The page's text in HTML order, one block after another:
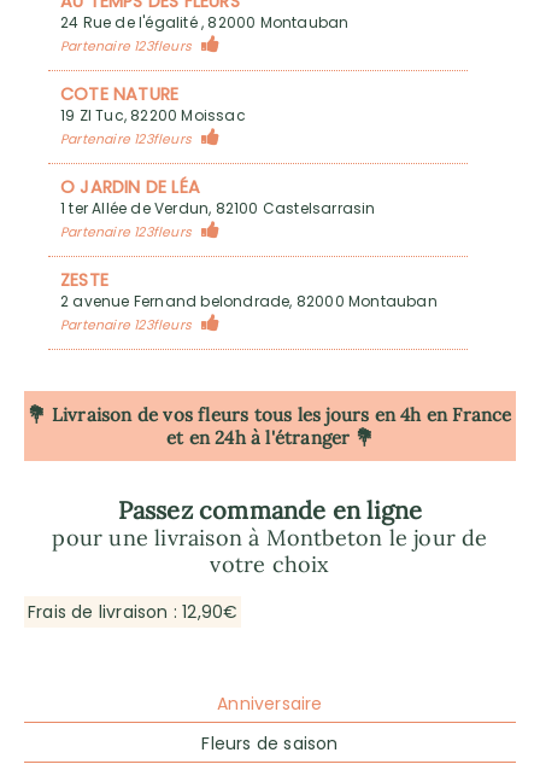
24 Rue de l'égalité , 82000 Montauban
Partenaire 123fleurs
COTE NATURE
19 ZI Tuc, 82200 Moissac
Partenaire 123fleurs
O JARDIN DE LÉA
1 ter Allée de Verdun, 82100 Castelsarrasin
Partenaire 123fleurs
ZESTE
2 avenue Fernand belondrade, 82000 Montauban
Partenaire 123fleurs
💐 Livraison de vos fleurs tous les jours en 4h en France
et en 24h à l'étranger 💐
Passez commande en ligne
pour une livraison à Montbeton le jour de
votre choix
Frais de livraison : 12,90€
Anniversaire
Fleurs de saison